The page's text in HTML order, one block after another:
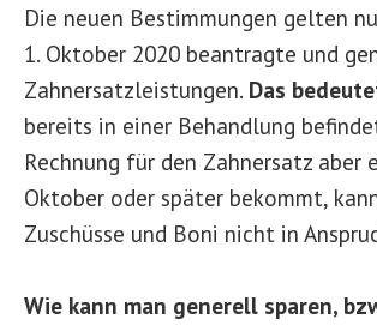
Die neuen Bestimmungen gelten
1. Oktober 2020 beantragte und
Zahnersatzleistungen. Das
bereits in einer Behandlung
Rechnung für den Zahnersatz aber
Oktober oder später bekommt,
Zuschüsse und Boni nicht in
Wie kann man generell sparen,